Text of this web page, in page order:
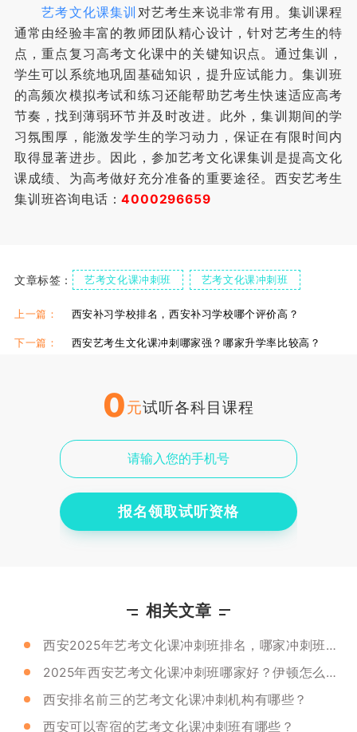
艺考文化课集训 对艺考生来说非常有用。集训课程
通常由经验丰富的教师团队精心设计，针对艺考生的特
点，重点复习高考文化课中的关键知识点。通过集训，
学生可以系统地巩固基础知识，提升应试能力。集训班
的高频次模拟考试和练习还能帮助艺考生快速适应高考
节奏，找到薄弱环节并及时改进。此外，集训期间的学
习氛围厚，能激发学生的学习动力，保证在有限时间内
取得显著进步。因此，参加艺考文化课集训是提高文化
课成绩、为高考做好充分准备的重要途径。西安艺考生
集训班咨询电话：4000296659
文章标签： 艺考文化课冲刺班 艺考文化课冲刺班
上一篇： 西安补习学校排名，西安补习学校哪个评价高？
下一篇： 西安艺考生文化课冲刺哪家强？哪家升学率比较高？
0元试听各科目课程
报名领取试听资格
相关文章
西安2025年艺考文化课冲刺班排名，哪家冲刺班比较好？
2025年西安艺考文化课冲刺班哪家好？伊顿怎么样？
西安排名前三的艺考文化课冲刺机构有哪些？
西安可以寄宿的艺考文化课冲刺班有哪些？